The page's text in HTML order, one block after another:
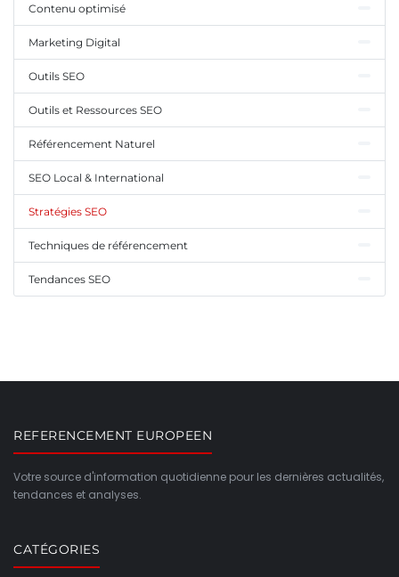
Contenu optimisé
Marketing Digital
Outils SEO
Outils et Ressources SEO
Référencement Naturel
SEO Local & International
Stratégies SEO
Techniques de référencement
Tendances SEO
REFERENCEMENT EUROPEEN
Votre source d'information quotidienne pour les dernières actualités,
tendances et analyses.
CATÉGORIES